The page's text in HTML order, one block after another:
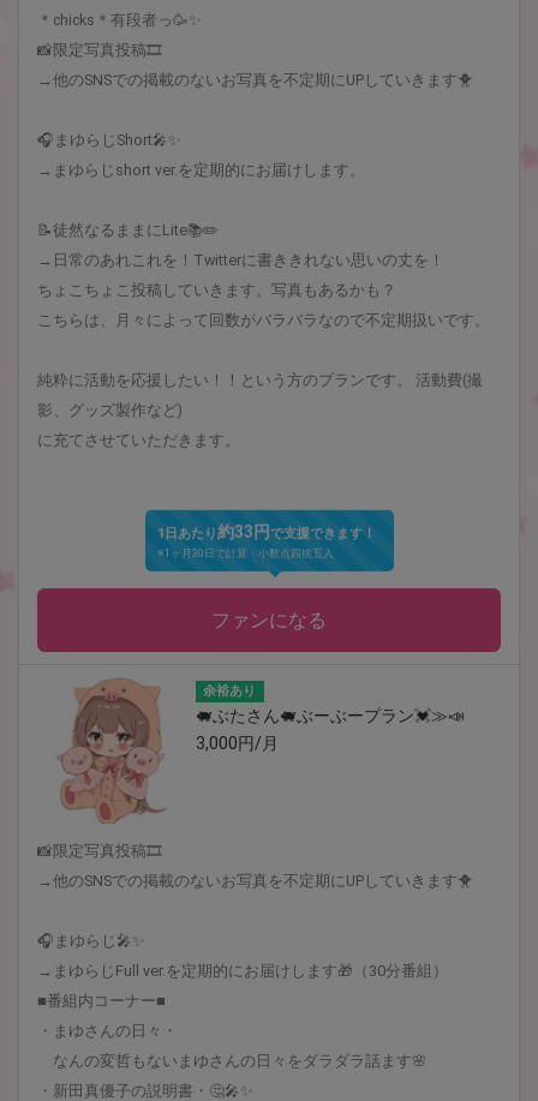
＊chicks＊有段者っ🥳✨
📸限定写真投稿🎞
→他のSNSでの掲載のないお写真を不定期にUPしていきます🐥
🎧まゆらじShort🎤✨
→まゆらじshort ver.を定期的にお届けします。
📝徒然なるままにLite📚✏️
→日常のあれこれを！Twitterに書ききれない思いの丈を！
ちょこちょこ投稿していきます。写真もあるかも？
こちらは、月々によって回数がバラバラなので不定期扱いです。
純粋に活動を応援したい！！という方のプランです。 活動費(撮
影、グッズ製作など)
に充てさせていただきます。
1日あたり約33円 で支援できます！
※1ヶ月30日で計算・小数点四捨五入
ファンになる
余裕あり
🐖ぶたさん🐖ぶーぶープラン💓≫📣
3,000円/月
📸限定写真投稿🎞
→他のSNSでの掲載のないお写真を不定期にUPしていきます🐥
🎧まゆらじ🎤✨
→まゆらじFull ver.を定期的にお届けします🎁（30分番組）
■番組内コーナー■
・まゆさんの日々・
なんの変哲もないまゆさんの日々をダラダラ話ます🌸
・新田真優子の説明書・🤔🎤✨